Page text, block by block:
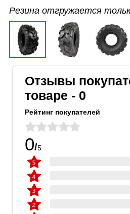
Резина отгружается
Отзывы
товаре - 0
Рейтинг покупателей
0/5